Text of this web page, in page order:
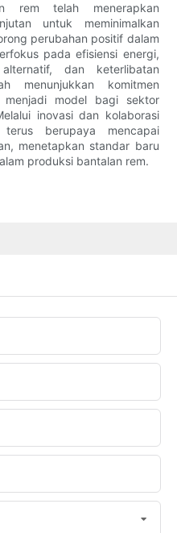
rem telah menerapkan
untuk meminimalkan
perubahan positif dalam
pada efisiensi energi,
dan keterlibatan
menunjukkan komitmen
model bagi sektor
inovasi dan kolaborasi
berupaya mencapai
menetapkan standar baru
produksi bantalan rem.